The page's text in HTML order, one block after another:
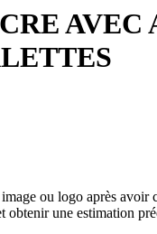
AVEC
ou logo après avoir
obtenir une estimation